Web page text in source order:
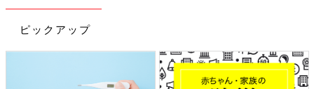
ちゃんを理想的な姿勢でぴったり抱き締めることができます。た
っぷりショルダーパッドで肩も快適。日本人の体格を考慮した専
用モデルです。
ピックアップ